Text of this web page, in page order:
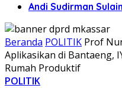
Andi Sudirman
Beranda POLITIK Prof
Aplikasikan di Bantaeng,
Rumah Produktif
POLITIK